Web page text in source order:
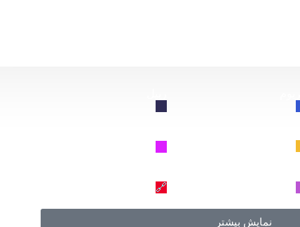
🔗
نمایش بیشتر